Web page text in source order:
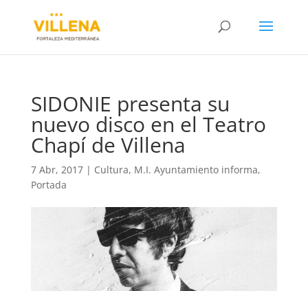
SIDONIE presenta su
nuevo disco en el Teatro
Chapí de Villena
7 Abr, 2017| Cultura, M.I. Ayuntamiento informa,
Portada